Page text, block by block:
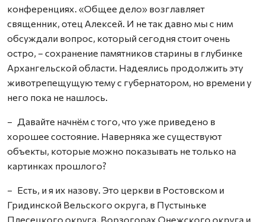
конференциях. «Общее дело» возглавляет
священник, отец Алексей. И не так давно мы с ним
обсуждали вопрос, который сегодня стоит очень
остро, – сохранение памятников старины в глубинке
Архангельской области. Надеялись продолжить эту
животрепещущую тему с губернатором, но времени у
него пока не нашлось.
– Давайте начнём с того, что уже приведено в
хорошее состояние. Наверняка же существуют
объекты, которые можно показывать не только на
картинках прошлого?
– Есть, и я их назову. Это церкви в Ростовском и
Гридинской Вельского округа, в Пустыньке
Плесецкого округа, Ворзогорах Онежского округа и